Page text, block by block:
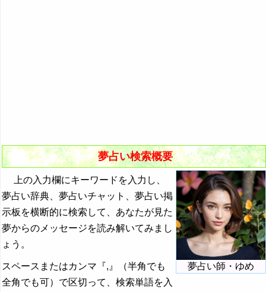
夢占い検索概要
夢占い師・ゆめ
上の入力欄にキーワードを入力し、
夢占い辞典、夢占いチャット、夢占い掲
示板を横断的に検索して、あなたが見た
夢からのメッセージを読み解いてみまし
ょう。
スペースまたはカンマ『,』（半角でも
全角でも可）で区切って、検索単語を入